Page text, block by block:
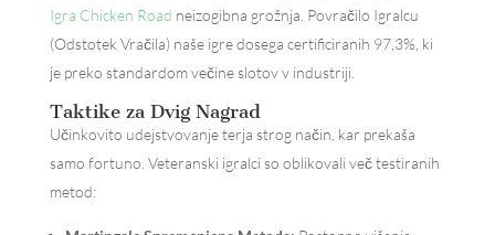
Igra Chicken Road neizogibna grožnja. Povračilo Igralcu
(Odstotek Vračila) naše igre dosega certificiranih 97,3%, ki
je preko standardom večine slotov v industriji.
Taktike za Dvig Nagrad
Učinkovito udejstvovanje terja strog način, kar prekaša
samo fortuno. Veteranski igralci so oblikovali več testiranih
metod: